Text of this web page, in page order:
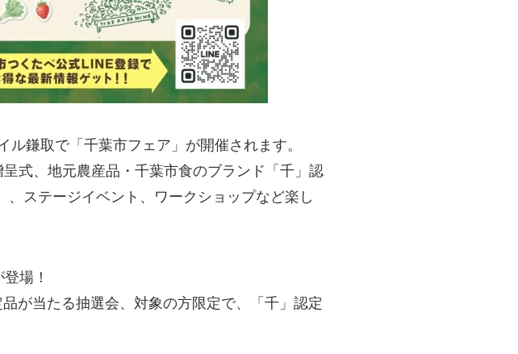
鎌取で「千葉市フェア」が開催されます。
式、地元農産品・千葉市食のブランド「千」認
ステージイベント、ワークショップなど楽し
場！
が当たる抽選会、対象の方限定で、「千」認定